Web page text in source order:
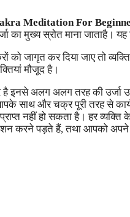
Meditation For
का मुख्य स्रोत माना जाताहै।
को जागृत कर दिया जाए तो
मौजूद है।
इनसे अलग अलग तरह की उर्जा
साथ और चक्र पूरी तरह से
नहीं हो सकता है। हर
पड़ते हैं, तथा आपको अपने